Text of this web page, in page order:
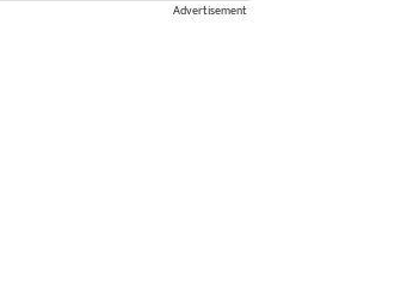
Advertisement